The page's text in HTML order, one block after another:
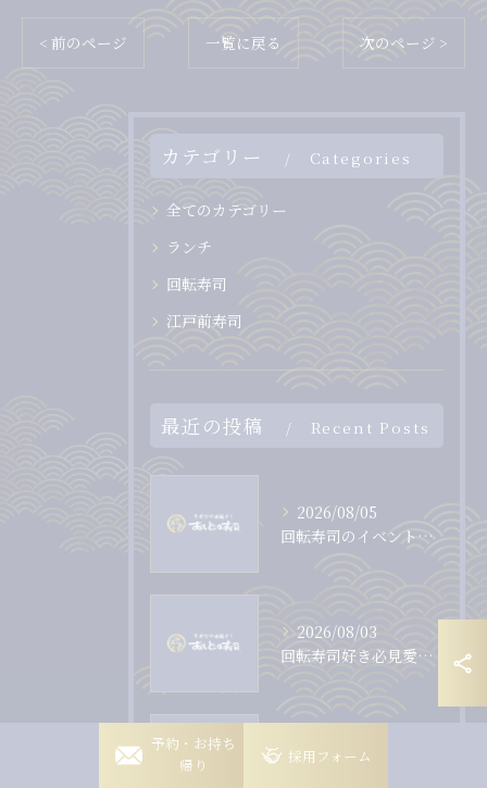
< 前のページ 一覧に戻る 次のページ >
カテゴリー Categories
全てのカテゴリー
ランチ
回転寿司
江戸前寿司
最近の投稿 Recent Posts
2026/08/05
回転寿司のイベントで愛知県岡崎市を家族で満喫するお得な過ごし方
2026/08/03
回転寿司好き必見愛知県岡崎市で味とコスパを両立する店選びのコツ
2026/07/31
予約・お持ち
帰り
岡崎稲熊店
採用フォーム